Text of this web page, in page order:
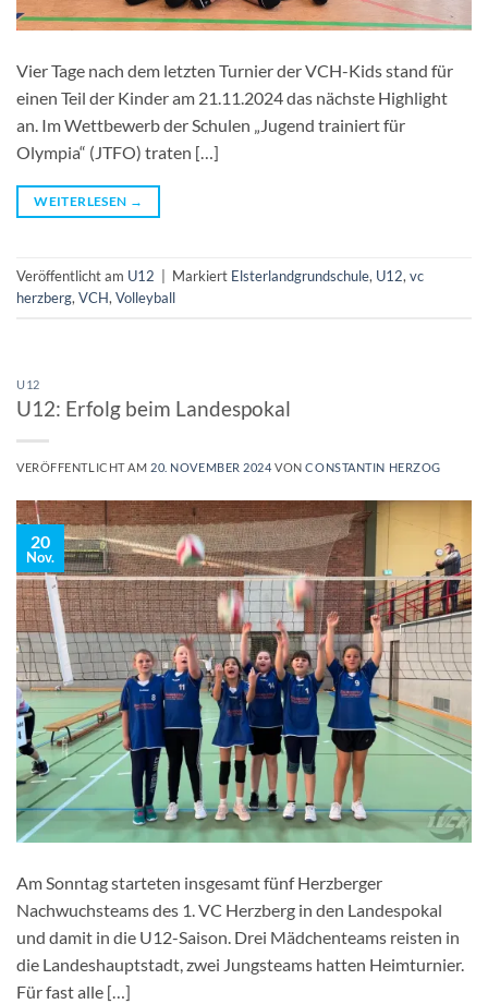
Vier Tage nach dem letzten Turnier der VCH-Kids stand für
einen Teil der Kinder am 21.11.2024 das nächste Highlight
an. Im Wettbewerb der Schulen „Jugend trainiert für
Olympia“ (JTFO) traten […]
WEITERLESEN →
Veröffentlicht am U12 Markiert Elsterlandgrundschule, U12, vc
herzberg, VCH, Volleyball
U12
U12: Erfolg beim Landespokal
VERÖFFENTLICHT AM 20. NOVEMBER 2024VONCONSTANTIN HERZOG
20
Nov.
Am Sonntag starteten insgesamt fünf Herzberger
Nachwuchsteams des 1. VC Herzberg in den Landespokal
und damit in die U12-Saison. Drei Mädchenteams reisten in
die Landeshauptstadt, zwei Jungsteams hatten Heimturnier.
Für fast alle […]